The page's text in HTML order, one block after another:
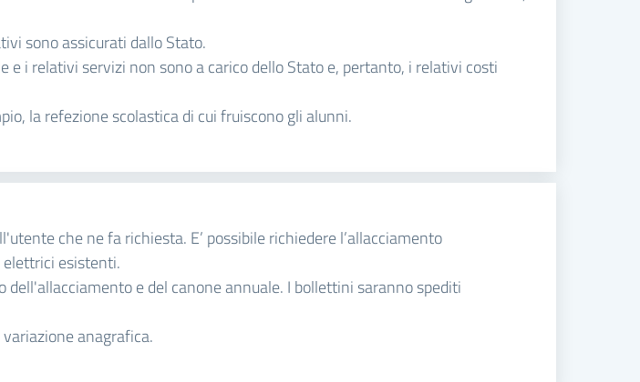
sono assicurati dallo Stato.
i relativi servizi non sono a carico dello Stato e, pertanto, i relativi costi
la refezione scolastica di cui fruiscono gli alunni.
che ne fa richiesta. E’ possibile richiedere l’allacciamento
esistenti.
e del canone annuale. I bollettini saranno spediti
anagrafica.